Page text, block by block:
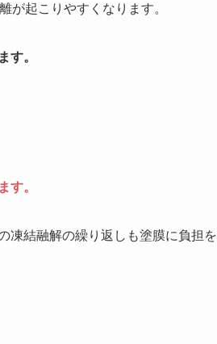
が起こりやすくなります。
す。
す。
凍結融解の繰り返しも塗膜に負担を